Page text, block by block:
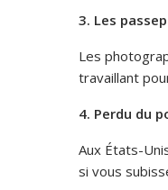
3. Les
Les
travaillant
4. Perdu du
Aux États-
si vous